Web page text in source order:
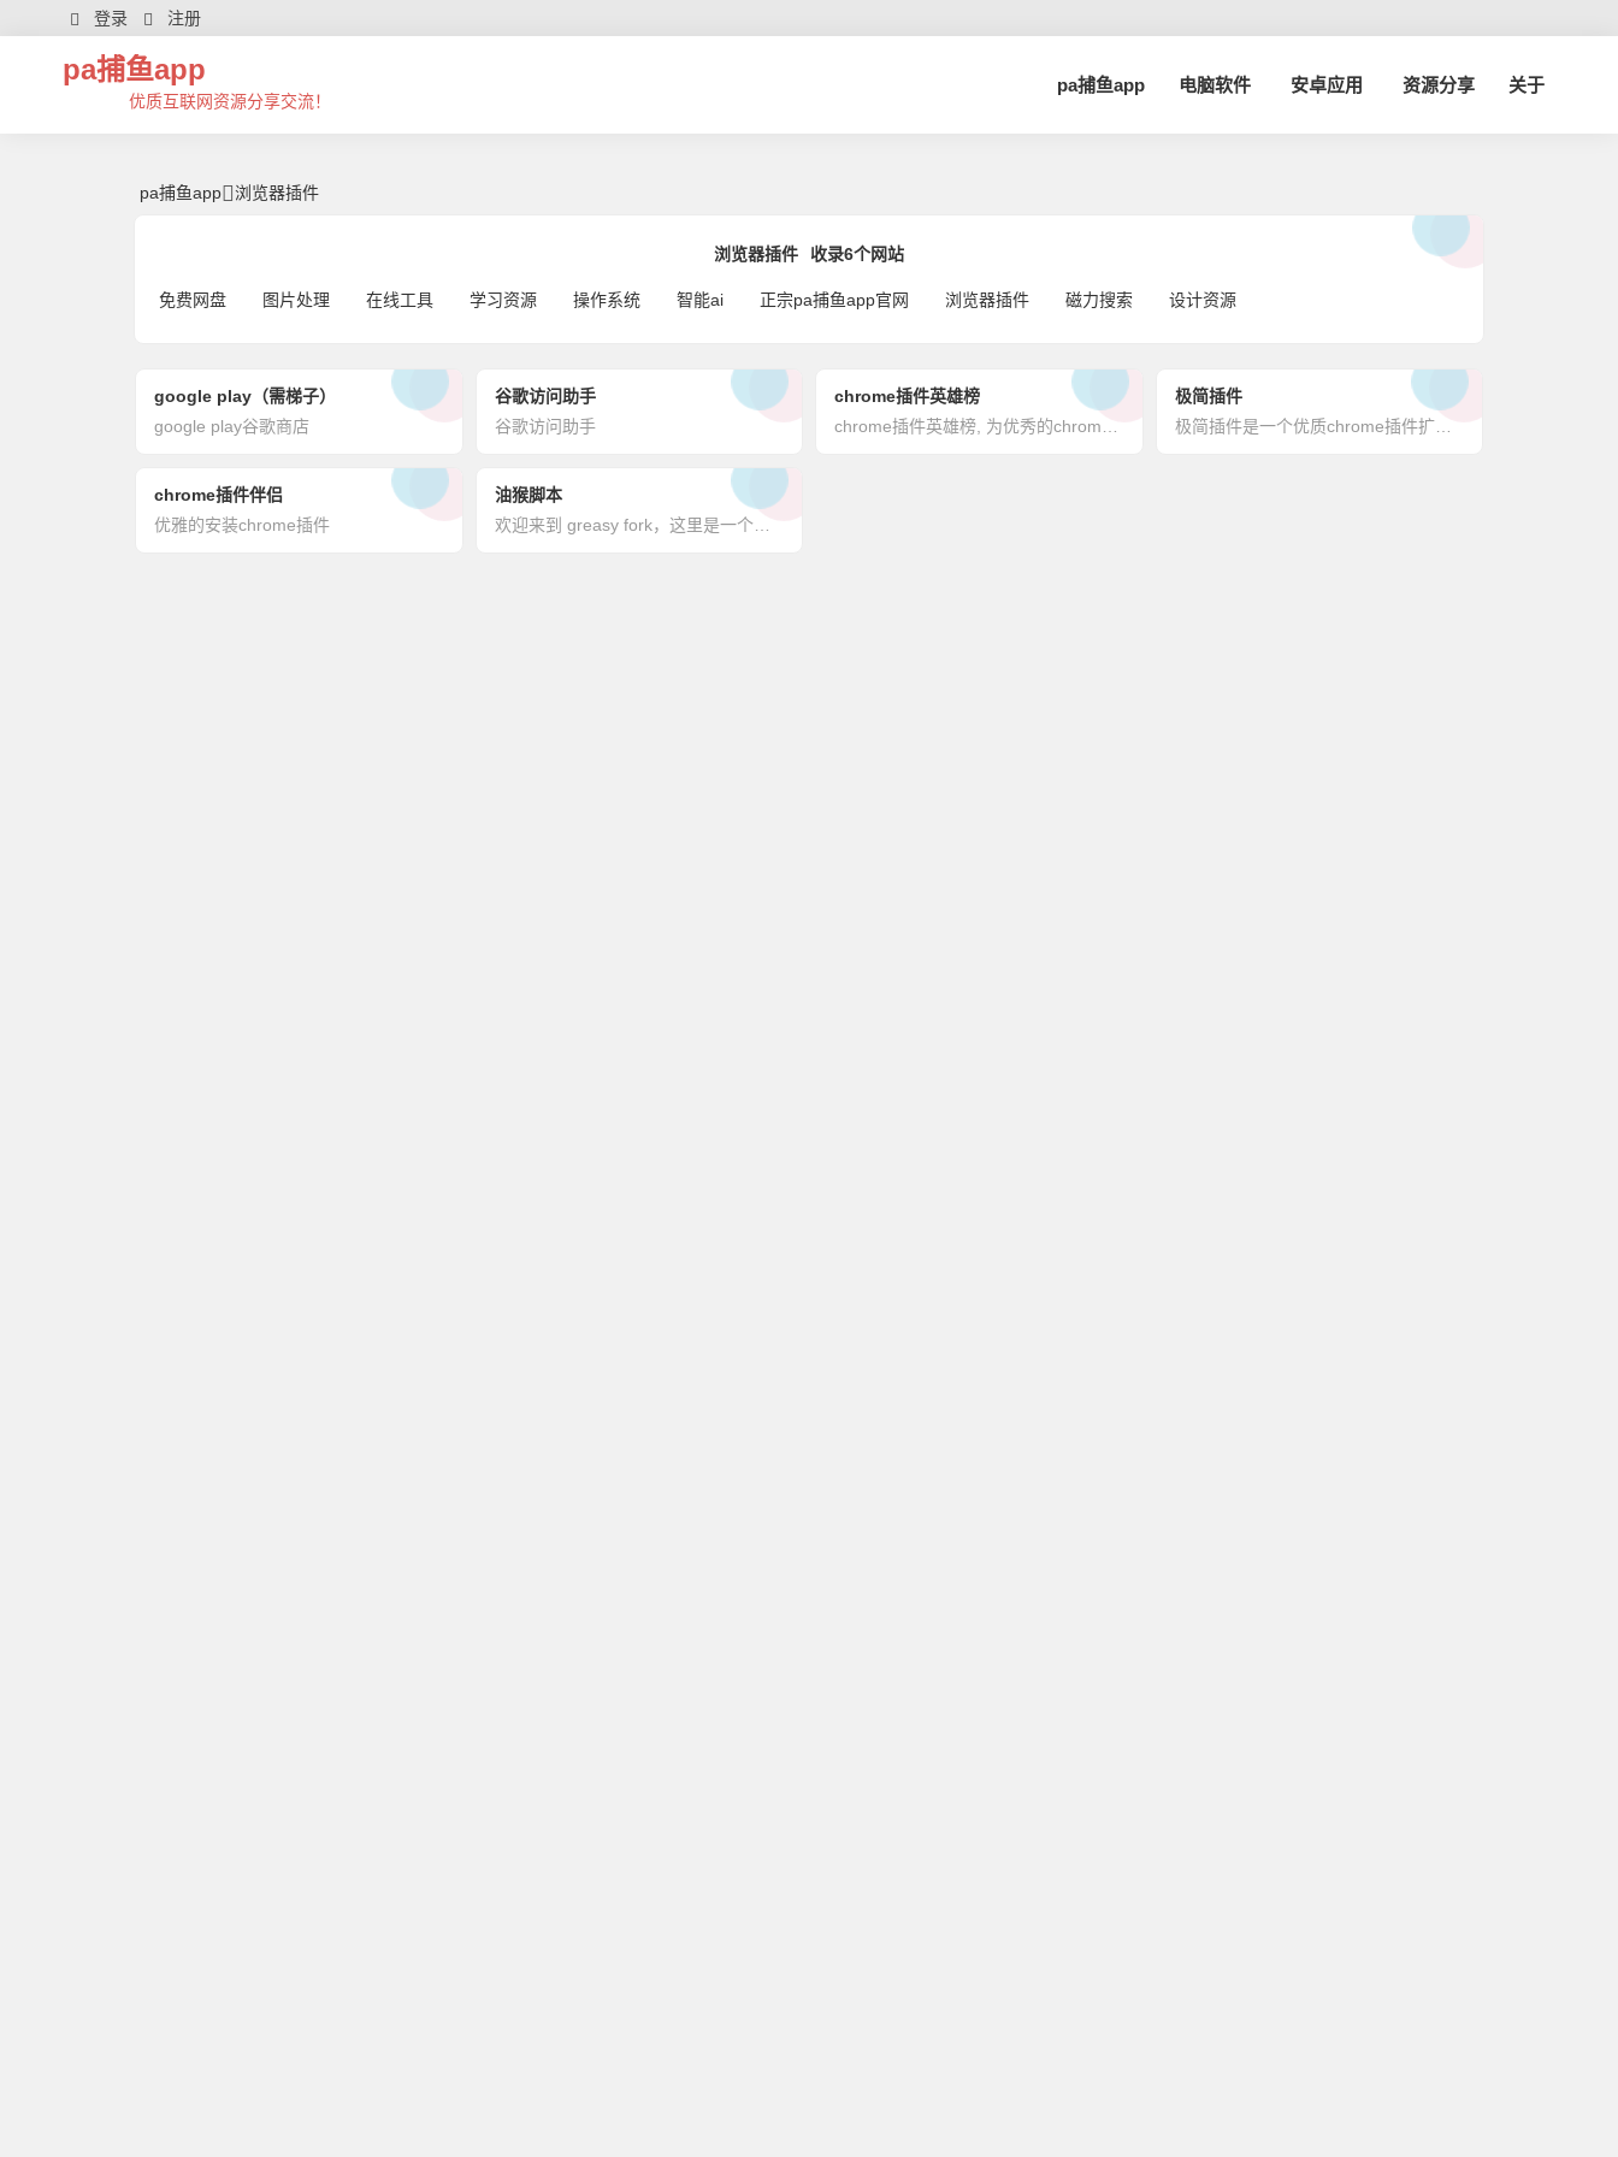
浏览器插件 | 芊芊精典-pa捕鱼app
登录 注册
pa捕鱼app
优质互联网资源分享交流！
pa捕鱼app 电脑软件 安卓应用 资源分享 关于
pa捕鱼app 浏览器插件
浏览器插件 收录6个网站
免费网盘 图片处理 在线工具 学习资源 操作系统 智能ai 正宗pa捕鱼app官网 浏览器插件 磁力搜索 设计资源
google play（需梯子）
google play谷歌商店
谷歌访问助手
谷歌访问助手
chrome插件英雄榜
极简插件
极简插件是一个优质chrome插件扩展收录下载网站，收录热门好用的chrome插件扩展，国内最方便的插件下载网站。极简插件
chrome插件伴侣
优雅的安装chrome插件
油猴脚本